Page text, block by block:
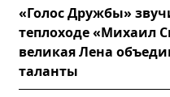
«Голос Дружбы»
теплоходе «Михаил
великая Лена
таланты